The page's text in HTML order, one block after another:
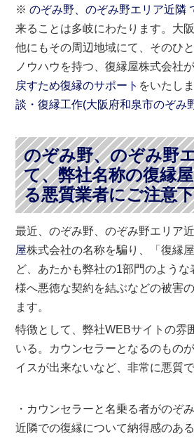
※のぞみ野、のぞみ野エリア近隣
来ることは多岐にわたります。大
他にもその周辺地域にて、そのひ
ノウハウを持つ、復縁屋株式会社
戻すため復縁のサポート をいたし
談・復縁工作(大阪府和泉市のぞみ
のぞみ野、のぞみ野
て、弊社名称の復縁
る悪質業者にご注意
最近、のぞみ野、のぞみ野エリア
屋株式会社の名称を騙り、「復縁
ど、あたかも弊社の1部門のよう
様へ悪徳な契約を結ぶなどの被害
ます。
特徴として、弊社WEBサイトの雰
いる。カウンセラーとなるのもの
イスが出来ないなど、非常に悪質で
・カウンセラーと名乗る者がのぞ
近隣での復縁について納得感のあ